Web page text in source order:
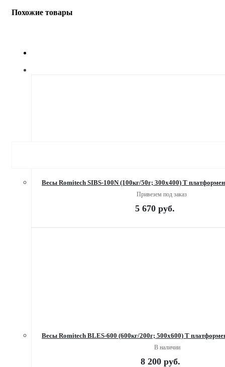
Похожие товары
Весы Romitech SIBS-100N (100кг/50г; 300х400) Т
Привезем под заказ
5 670 руб.
Весы Romitech BLES-600 (600кг/200г; 500х600) Т
В наличии
8 200руб.